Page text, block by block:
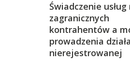
Świadczenie usług
zagranicznych
kontrahentów a
prowadzenia
nierejestrowanej